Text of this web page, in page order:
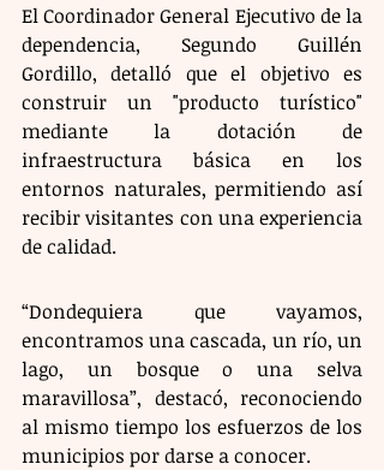
El Coordinador General Ejecutivo de la
dependencia, Segundo Guillén
Gordillo, detalló que el objetivo es
construir un "producto turístico"
mediante la dotación de
infraestructura básica en los
entornos naturales, permitiendo así
recibir visitantes con una experiencia
de calidad.
“Dondequiera que vayamos,
encontramos una cascada, un río, un
lago, un bosque o una selva
maravillosa”, destacó, reconociendo
al mismo tiempo los esfuerzos de los
municipios por darse a conocer.